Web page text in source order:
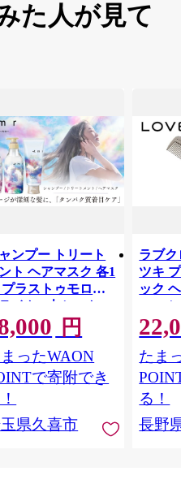
た人が見て
ンプー トリート
ト ヘアマスク 各1
ラストゥモロー
ライト 3本セット |
ヘアケア つめか
め替え ブリーチ
ミ 香り リピート
キング ロング ス
ート サラサラ 洗
がり パサつき カ
髪 保湿 ダメージ
円
ったWAON
で寄附でき
県久喜市
ラブク
ツキ
ック
コーム
つや
市
たま
る！
長野